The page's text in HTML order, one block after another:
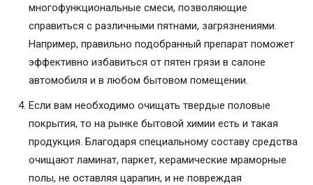
многофункциональные смеси, позволяющие
справиться с различными пятнами, загрязнениями.
Например, правильно подобранный препарат поможет
эффективно избавиться от пятен грязи в салоне
автомобиля и в любом бытовом помещении.
Если вам необходимо очищать твердые половые
покрытия, то на рынке бытовой химии есть и такая
продукция. Благодаря специальному составу средства
очищают ламинат, паркет, керамические мраморные
полы, не оставляя царапин, и не повреждая